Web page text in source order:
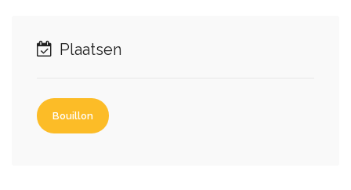
Plaatsen
Bouillon